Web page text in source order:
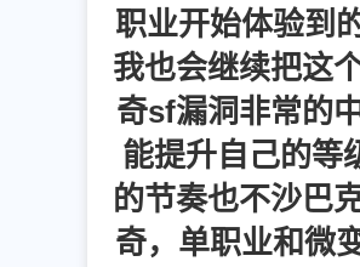
职业开始体验到
我也会继续把这
奇sf漏洞非常的
能提升自己的等
的节奏也不沙巴
奇，单职业和微